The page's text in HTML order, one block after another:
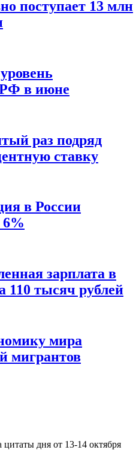
поступает 13 млн
РФ в июне
раз подряд
ставку
в России
6%
зарплата в
110 тысяч рублей
мира
мигрантов
дня от 13-14 октября